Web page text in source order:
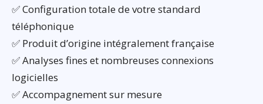
✅ Configuration totale de votre standard
téléphonique
✅ Produit d’origine intégralement française
✅ Analyses fines et nombreuses connexions
logicielles
✅ Accompagnement sur mesure